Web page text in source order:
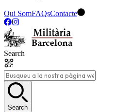
Qui SomFAQsContacte
Search
Search